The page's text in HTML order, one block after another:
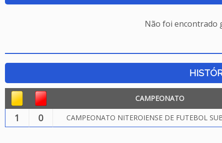
Não foi encontrado
CAMPEONATO
1 0 CAMPEONATO NITEROIENSE DE FUTEBOL